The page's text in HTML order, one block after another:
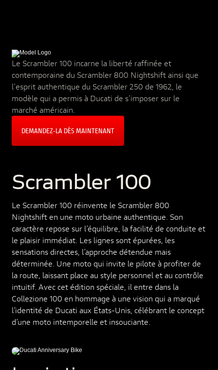
Le Scrambler 100 incarne la liberté raffinée et
contemporaine du Scrambler 800 Nightshift ainsi que
l'esprit authentique du Scrambler 250 de 1962, le
modèle qui a permis à Ducati de s'imposer sur le
marché américain.
DEMANDEZ‑LA DÈS MAINTENANT
Scrambler 100
Le Scrambler 100 réinvente le Scrambler 800
Nightshift en une moto urbaine authentique. Son
caractère repose sur l’équilibre, la facilité de conduite et
le plaisir immédiat. Les lignes sont épurées, les
sensations directes, l’approche détendue mais
déterminée. Une moto qui invite le pilote à profiter de
la route, laissant place au style personnel et au contrôle
intuitif. Avec cet édition spéciale, il entre dans la
Collezione 100 en hommage à une vision qui a marqué
l’identité de Ducati aux États-Unis, célébrant le concept
d’une moto intemporelle et insouciante.